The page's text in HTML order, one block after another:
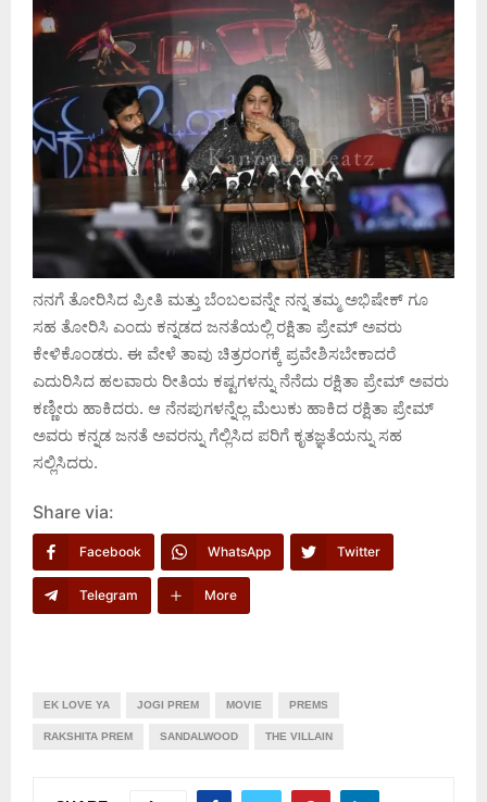
ನನಗೆ ತೋರಿಸಿದ ಪ್ರೀತಿ ಮತ್ತು ಬೆಂಬಲವನ್ನೇ ನನ್ನ ತಮ್ಮ ಅಭಿಷೇಕ್ ಗೂ
ಸಹ ತೋರಿಸಿ ಎಂದು ಕನ್ನಡದ ಜನತೆಯಲ್ಲಿ ರಕ್ಷಿತಾ ಪ್ರೇಮ್ ಅವರು
ಕೇಳಿಕೊಂಡರು. ಈ ವೇಳೆ ತಾವು ಚಿತ್ರರಂಗಕ್ಕೆ ಪ್ರವೇಶಿಸಬೇಕಾದರೆ
ಎದುರಿಸಿದ ಹಲವಾರು ರೀತಿಯ ಕಷ್ಟಗಳನ್ನು ನೆನೆದು ರಕ್ಷಿತಾ ಪ್ರೇಮ್ ಅವರು
ಕಣ್ಣೀರು ಹಾಕಿದರು. ಆ ನೆನಪುಗಳನ್ನೆಲ್ಲ ಮೆಲುಕು ಹಾಕಿದ ರಕ್ಷಿತಾ ಪ್ರೇಮ್
ಅವರು ಕನ್ನಡ ಜನತೆ ಅವರನ್ನು ಗೆಲ್ಲಿಸಿದ ಪರಿಗೆ ಕೃತಜ್ಞತೆಯನ್ನು ಸಹ
ಸಲ್ಲಿಸಿದರು.
Share via:
Facebook WhatsApp Twitter
Telegram More
EK LOVE YA JOGI PREM MOVIE PREMS
RAKSHITA PREM SANDALWOOD THE VILLAIN